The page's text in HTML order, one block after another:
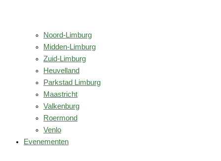
Noord-Limburg
Midden-Limburg
Zuid-Limburg
Heuvelland
Parkstad Limburg
Maastricht
Valkenburg
Roermond
Venlo
Evenementen